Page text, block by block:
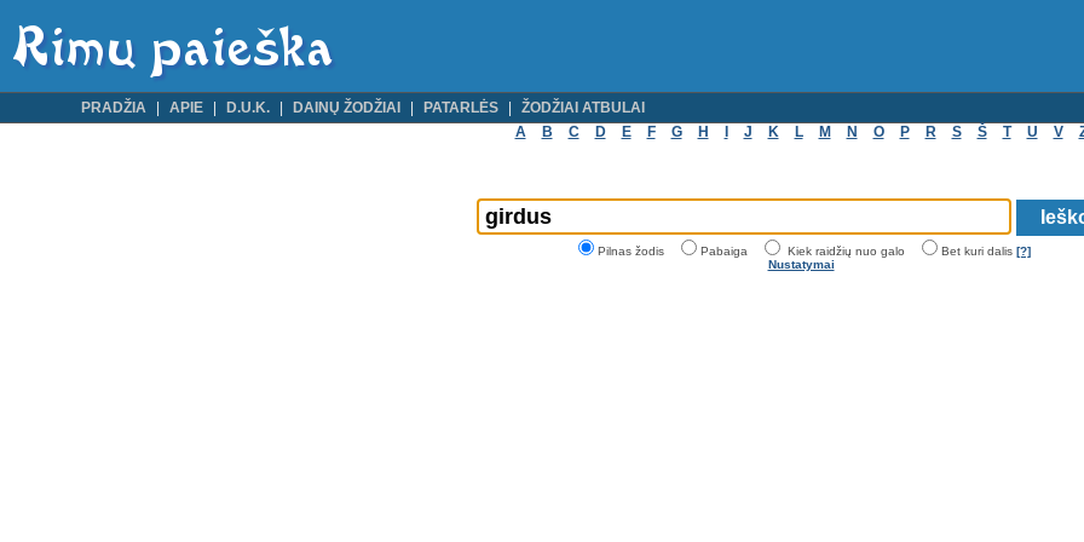
PRADŽIA APIE D.U.K. DAINŲ ŽODŽIAI PATARLĖS
ŽODŽIAI ATBULAI
A
B C D E F G H J K L M N O P R S Š T U V
Pilnas žodis Pabaiga Kiek raidžių nuo galo Bet kuri dalis [?]
Nustatymai